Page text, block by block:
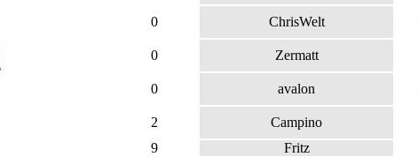
0 ChrisWelt
0 Zermatt
0 avalon
2 Campino
9 Fritz